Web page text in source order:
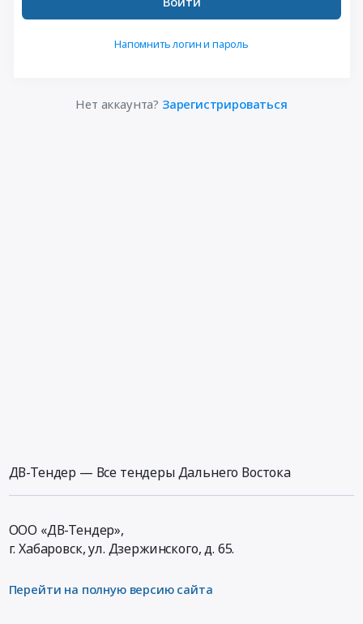
Напомнить логин и пароль
Нет аккаунта? Зарегистрироваться
ДВ-Тендер — Все тендеры Дальнего Востока
ООО «ДВ-Тендер»,
г. Хабаровск,ул. Дзержинского, д. 65.
Перейти на полную версию сайта